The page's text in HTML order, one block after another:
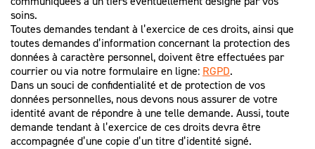
soins.
Toutes demandes tendant à l’exercice de ces droits, ainsi que
toutes demandes d’information concernant la protection des
données à caractère personnel, doivent être effectuées par
courrier ou via notre formulaire en ligne: RGPD.
Dans un souci de confidentialité et de protection de vos
données personnelles, nous devons nous assurer de votre
identité avant de répondre à une telle demande. Aussi, toute
demande tendant à l’exercice de ces droits devra être
accompagnée d’une copie d’un titre d’identité signé.